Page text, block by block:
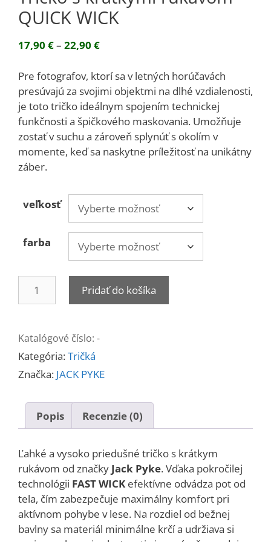
QUICK WICK
17,90 €– 22,90 €Price
17,90 €
through
22,90 €
Pre fotografov, ktorí sa v letných horúčavách
presúvajú za svojimi objektmi na dlhé vzdialenosti,
je toto tričko ideálnym spojením technickej
funkčnosti a špičkového maskovania. Umožňuje
zostať v suchu a zároveň splynúť s okolím v
momente, keď sa naskytne príležitosť na unikátny
záber.
veľkosť
farba
Tričko
rukávom
QUICK
WICK
Pridať do košíka
Katalógové číslo: -
Kategória:Tričká
Značka: JACK PYKE
Popis Recenzie (0)
Ľahké a vysoko priedušné tričko s krátkym
rukávom od značky Jack Pyke. Vďaka pokročilej
technológii FAST WICK efektívne odvádza pot od
tela, čím zabezpečuje maximálny komfort pri
aktívnom pohybe v lese. Na rozdiel od bežnej
bavlny sa materiál minimálne krčí a udržiava si